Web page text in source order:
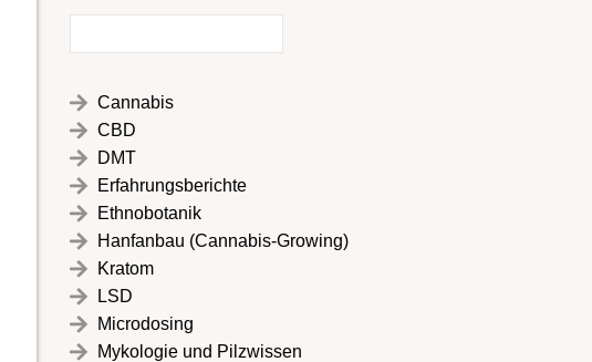
Cannabis
CBD
DMT
Erfahrungsberichte
Ethnobotanik
Hanfanbau (Cannabis-Growing)
Kratom
LSD
Microdosing
Mykologie und Pilzwissen